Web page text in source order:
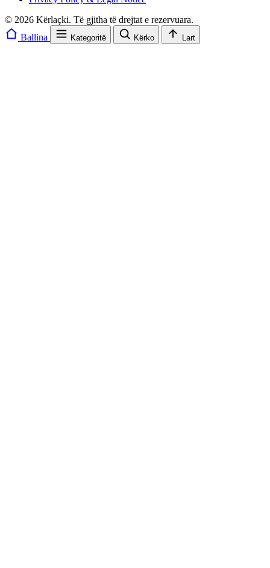
© 2026 Kërlaçki. Të gjitha të drejtat e rezervuara.
Ballina
Kategoritë Kërko Lart